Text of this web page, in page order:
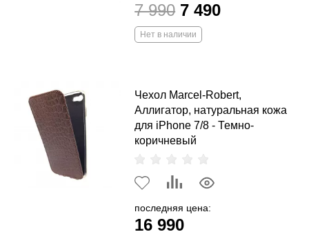
7 990 7 490
Нет в наличии
Чехол Marcel-Robert,
Аллигатор, натуральная кожа
для iPhone 7/8 - Темно-
коричневый
последняя цена:
16 990